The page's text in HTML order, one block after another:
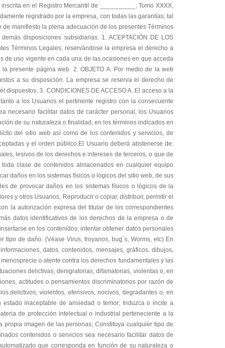
por factores o circunstancias que están fuera de su contro B. La empresa, podrá interrumpir el servicio o resolver de modo inmediato la relación con el Usuario si detecta un uso de su Portal o de cualquiera de los servicios ofertados en el mismo son contrarios a los presentes Términos Legales. C. La empresa, pone a disposición de los Usuarios una dirección de correo electrónico fiblakurps.sl@yahoo.com para que cualquier contenido que pueda afectar a la actividad de otros usuarios sea puesto de manifiesto, con la voluntad de rectificar el mismo en caso de ser apropiado. D. La empresa, no se hace responsable por daños, perjuicios, pérdidas, reclamaciones o gastos, producidos por: Interferencias, interrupciones, fallos, omisiones, averías telefónicas, retrasos, bloqueos o desconexiones en el funcionamiento del sistema electrónico, motivadas por deficiencias, sobrecargas y errores en las líneas y redes de telecomunicaciones, o por cualquier otra causa ajena al control de La empresa; Intromisiones ilegítimas mediante el uso de programas malignos de cualquier tipo y a través de cualquier medio de comunicación, tales como virus informáticos o cualesquiera otros; Abuso indebido o inadecuado de las páginas web de la empresa; Errores de seguridad o navegación producidos por un mal funcionamiento del navegador o por el uso de versiones no actualizadas del mismo. Los administradores de la empresa se reservan el derecho de retirar, total o parcialmente, cualquier contenido o información presente en la web. E. La empresa, excluye cualquier responsabilidad por los daños y perjuicios de toda naturaleza que pudieran deberse a la mala utilización de los servicios de libre disposición y uso por parte de los usuarios de la Web. Asimismo, la empresa queda exonerada de cualquier responsabilidad por el contenido e informaciones que puedan ser recibidas como consecuencia de los formularios de recogida de datos, estando los mismos únicamente para la prestación de los servicios descritos ofertados por la empresa; Servicios tales como comercio online y solicitud de presupuestos. Por otro lado, en caso de causar daños y perjuicios por un uso ilícito o incorrecto de dichos servicios, el usuario podrá ser reclamado por la empresa por dichos daños o perjuicios causados. 6. PROPIEDAD INTELECTUAL E INDUSTRIAL A. El Usuario reconoce y acepta que todas las marcas, nombres comerciales o signos distintivos, todos los derechos de propiedad industrial e intelectual, sobre los contenidos y/o cualesquiera otros elementos insertados en el página, son propiedad exclusiva de la empresa y/o de terceros, quienes tiene el derecho exclusivo de utilizarlos en el tráfico económico. En ningún caso el acceso a la página Web implica ningún tipo de renuncia, transmisión, licencia o cesión total ni parcial de dichos derechos, salvo que se establezca expresamente lo contrario. Los presentes Términos Legales de l